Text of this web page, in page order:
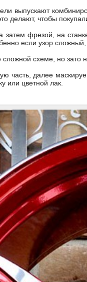
выпускают
делают, чтобы
затем фрезой, на
если узор сложный,
схеме, но зато
часть, далее
или цветной лак.